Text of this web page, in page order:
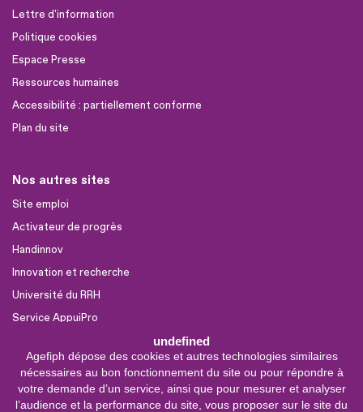
undefined
Agefiph dépose des cookies et autres technologies similaires
nécessaires au bon fonctionnement du site ou pour répondre à
votre demande d’un service, ainsi que pour mesurer et analyser
l’audience et la performance du site, vous proposer sur le site du
Lettre d'information
Politique cookies
Espace Presse
Ressources humaines
Accessibilité : partiellement conforme
Plan du site
Nos autres sites
Site emploi
Activateur de progrès
Handinnov
Innovation et recherche
Université du RRH
Service AppuiPro
Nous suivre
Youtube